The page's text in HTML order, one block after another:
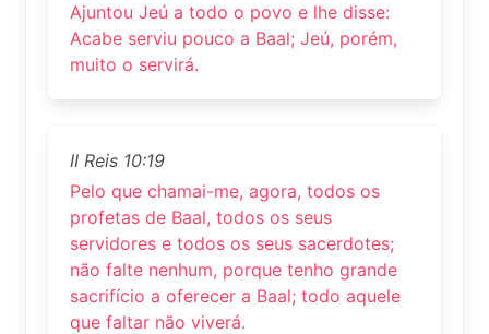
Ajuntou Jeú a todo o povo e lhe disse:
Acabe serviu pouco a Baal; Jeú, porém,
muito o servirá.
II Reis 10:19
Pelo que chamai-me, agora, todos os
profetas de Baal, todos os seus
servidores e todos os seus sacerdotes;
não falte nenhum, porque tenho grande
sacrifício a oferecer a Baal; todo aquele
que faltar não viverá.